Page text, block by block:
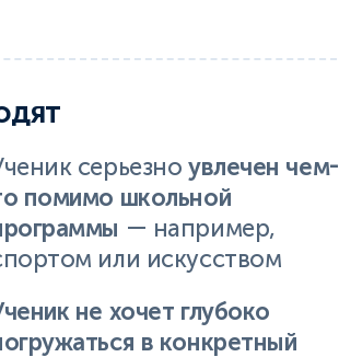
серьезно увлечен чем-
помимо школьной
— например,
или искусством
не хочет глубоко
в конкретный